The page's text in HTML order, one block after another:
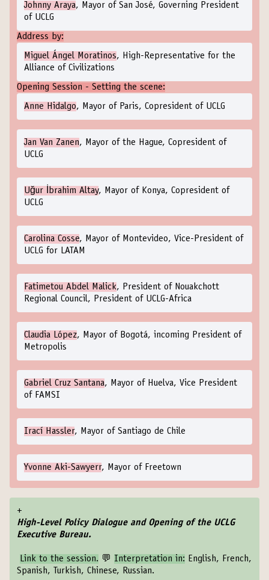
Johnny Araya, Mayor of San José, Governing President
of UCLG
Address by:
Miguel Ángel Moratinos, High-Representative for the
Alliance of Civilizations
Opening Session - Setting the scene:
Anne Hidalgo, Mayor of Paris, Copresident of UCLG
Jan Van Zanen, Mayor of the Hague, Copresident of
UCLG
Uğur İbrahim Altay, Mayor of Konya, Copresident of
UCLG
Carolina Cosse, Mayor of Montevideo, Vice-President of
UCLG for LATAM
Fatimetou Abdel Malick, President of Nouakchott
Regional Council, President of UCLG-Africa
Claudia López, Mayor of Bogotá, incoming President of
Metropolis
Gabriel Cruz Santana, Mayor of Huelva, Vice President
of FAMSI
Irací Hassler, Mayor of Santiago de Chile
Yvonne Aki-Sawyerr, Mayor of Freetown
+
High-Level Policy Dialogue and Opening of the UCLG
Executive Bureau.
Link to the session. 💬 Interpretation in: English, French,
Spanish, Turkish, Chinese, Russian.